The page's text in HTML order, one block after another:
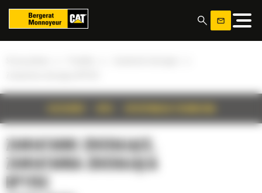
ZAMIATARKI ZBIERAJĄCE,
ZAMIATARKA ZBIERAJĄCA
BP115C
Panel zarządzania plikami cookies